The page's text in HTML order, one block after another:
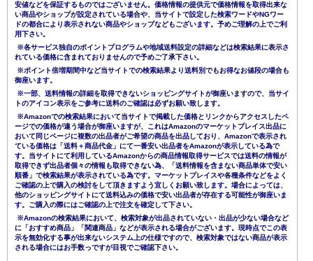
安値などを保証するものではございません。価格情報の提供元で価格情報を取得出来な
い商品やショップが設定されている場合や、当サイトで設定した検索ワードやNGワー
ドの都合により表示されない商品やショップなどもございます。予めご理解の上でご利
用下さい。
※各サービス独自のポイントプログラムや地域送料設定の詳細などは検索結果に表示さ
れている価格に含まれておりませんので予めご了承下さい。
※ポイント倍増期間中など当サイトでの検索結果より送料別でもお得なお値段の場合も
御座います。
※一部、送料情報の詳細を取得できないショッピングサイトが御座いますので、当サイ
トのアイコン表示をご参考に送料のご確認は必ずお願い致します。
※Amazonでの検索結果において当サイトで掲載した価格とリンクからアクセスしたペ
ージでの価格が違う場合が御座いますが、これはAmazonのマーケットプレイス出品に
おいて同じページに複数の出品者がご希望の商品を出品しており、Amazonで表示され
ている価格は「送料＋商品代金」にて一番安い出品者をAmazonが表示している為で
す。当サイトにて利用しているAmazonからの商品情報取得サービスでは送料の情報が
取得できず出品者個々の情報も取得できない為、「送料情報を含まない商品単体で安い
順番」で検索結果が表示されている為です。マーケットプレイスや各種条件などをよく
ご確認の上で購入の検討をして頂きますよう宜しくお願い致します。場合によっては、
他のショッピングサイトにて送料込みの価格で安い出品者が存在する可能性が御座いま
す。ご購入の際にはご確認の上で注文を確定して下さい。
※Amazonの検索結果において、検索対象が出品されていない・出品が少ない場合など
に「おすすめ商品」「関連商品」などが表示される場合がございます。現時点でこの表
示を無効化する事が出来ないシステム上の仕様ですので、検索対象ではない商品が表示
される場合にはお手数っですが目視でご確認下さい。